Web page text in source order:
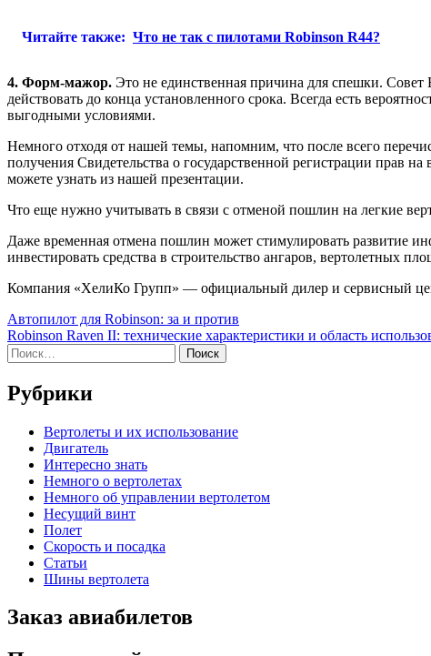
Читайте также: Что не так с пилотами Robinson R44?
4. Форм-мажор. Это не единственная причина для спешки.
действовать до конца установленного срока. Всегда есть
выгодными условиями.
Немного отходя от нашей темы, напомним, что после всего
получения Свидетельства о государственной регистрации прав
можете узнать из нашей презентации.
Что еще нужно учитывать в связи с отменой пошлин на легкие
Даже временная отмена пошлин может стимулировать развитие
инвестировать средства в строительство ангаров, вертолетных
Компания «ХелиКо Групп» — официальный дилер и сервисный
Навигация
по
записям
Автопилот для Robinson: за и против
Robinson Raven II: технические характеристики и область
Найти:
Рубрики
Вертолеты и их использование
Двигатель
Интересно знать
Немного о вертолетах
Немного об управлении вертолетом
Несущий винт
Полет
Скорость и посадка
Статьи
Шины вертолета
Заказ авиабилетов